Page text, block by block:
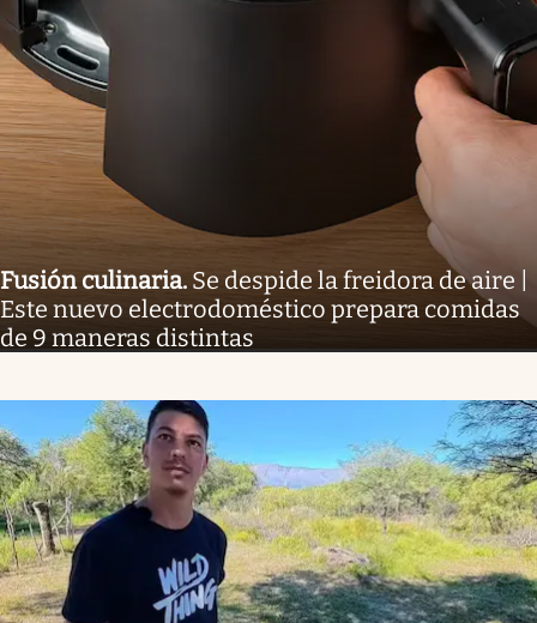
Fusión culinaria. Se despide la freidora de aire |
Este nuevo electrodoméstico prepara comidas
de 9 maneras distintas